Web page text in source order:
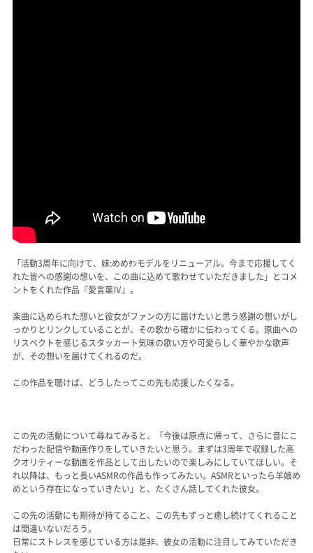
「活動3周年に向けて、妹:めめﾀﾝモデルをリニューアル。今まで応援してく
れた皆への感謝の想いを、この曲に込めて歌わせていただきました」とコメ
ントをくれた作品『愛言葉Ⅳ』。
楽曲に込められた想いと彼女がファンの方に届けたいと思う感謝の想いがし
っかりとリンクしていることが、その歌から確かに伝わってくる。原曲への
リスペクトを感じるスタッカート気味の歌い方や可愛らしく華やかな歌声
が、その想いを届けてくれるのだ。
この作品を聴けば、どうしたってこの先も応援したくなる。
この先の活動について尋ねてみると、「今後は原点に帰って、さらに音にこ
だわった配信や動画作りをしていきたいと思う。まずは3周年で収録した高
クオリティーな動画を作品として出したいので楽しみにしていてほしい。そ
れ以降は、もっと長いASMRの作品も作ってみたい。ASMRといったら羊娘め
めという存在になっていきたい」と、たくさん話してくれた彼女。
この先の活動にも期待が持てること、この先もずっと癒し続けてくれること
は間違いないだろう。
日常にストレスを感じている方は是非、彼女の活動に注目してみていただき